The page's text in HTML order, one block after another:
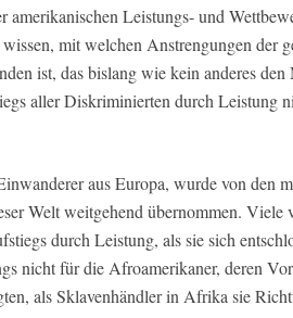
amerikanischen Leistungs- und
mit welchen Anstrengungen der
ist, das bislang wie kein anderes den
aller Diskriminierten durch Leistung
aus Europa, wurde von den
Welt weitgehend übernommen. Viele
durch Leistung, als sie sich
nicht für die Afroamerikaner, deren
als Sklavenhändler in Afrika sie